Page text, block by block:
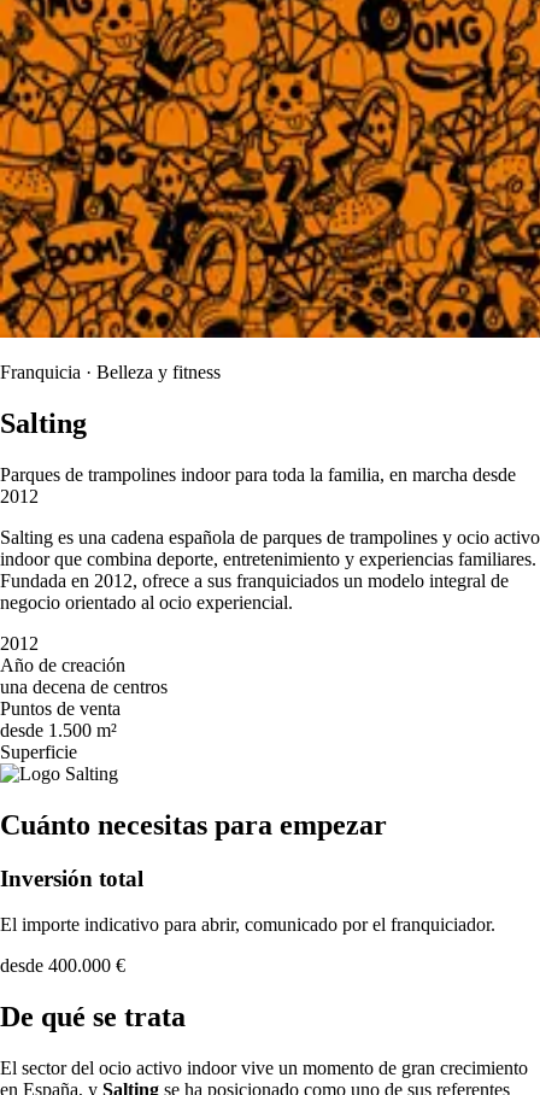
Franquicia · Belleza y fitness
Salting
Parques de trampolines indoor para toda la familia, en marcha desde
2012
Salting es una cadena española de parques de trampolines y ocio activo
indoor que combina deporte, entretenimiento y experiencias familiares.
Fundada en 2012, ofrece a sus franquiciados un modelo integral de
negocio orientado al ocio experiencial.
2012
Año de creación
una decena de centros
Puntos de venta
desde 1.500 m²
Superficie
Cuánto necesitas para empezar
Inversión total
El importe indicativo para abrir, comunicado por el franquiciador.
desde 400.000 €
De qué se trata
El sector del ocio activo indoor vive un momento de gran crecimiento
en España, y Salting se ha posicionado como uno de sus referentes